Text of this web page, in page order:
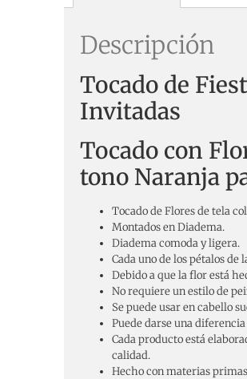
Descripción
Tocado de
Invitadas
Tocado con
tono Naranja
Tocado de Flores de tela
Montados en Diadema.
Diadema comoda y ligera.
Cada uno de los pétalos de
Debido a que la flor está
No requiere un estilo de
Se puede usar en cabello
Puede darse una
Cada producto está
calidad.
Hecho con materias